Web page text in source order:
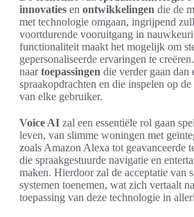
innovaties en ontwikkelingen die de
met technologie omgaan, ingrijpend
voortdurende vooruitgang in
functionaliteit maakt het mogelijk om
gepersonaliseerde ervaringen te
naartoepassingen die verder gaan dan
spraakopdrachten en die inspelen op
van elke gebruiker.
Voice AI zal een essentiële rol gaan
leven, van slimme woningen met
zoals Amazon Alexa tot geavanceerde
die spraakgestuurde navigatie en
maken. Hierdoor zal de acceptatie van
systemen toenemen, wat zich vertaalt
toepassing van deze technologie in